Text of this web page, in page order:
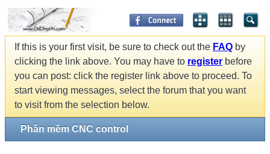
If this is your first visit, be sure to check out the FAQ by
clicking the link above. You may have to register before
you can post: click the register link above to proceed. To
start viewing messages, select the forum that you want
to visit from the selection below.
Phần mềm CNC control